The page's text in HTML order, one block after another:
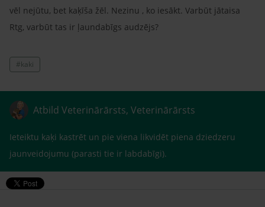
vēl nejūtu, bet kaķīša žēl. Nezinu , ko iesākt. Varbūt jātaisa
Rtg, varbūt tas ir ļaundabīgs audzējs?
#kaki
Atbild Veterinārārsts, Veterinārārsts
Ieteiktu kaķi kastrēt un pie viena likvidēt piena dziedzeru
jaunveidojumu (parasti tie ir labdabīgi).